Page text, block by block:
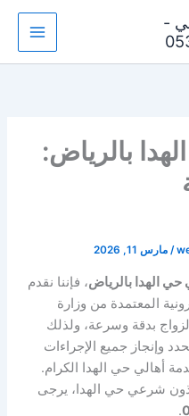
-
بالرياض:
/مارس 11, 2026
الهدا بالرياض، فإننا نقدم
المعتمدة من وزارة
بدقة وسرعة، ولذلك
وإنجاز جميع الإجراءات
أهالي حي الهدا الكرام.
شرعي حي الهدا، يرجى
.